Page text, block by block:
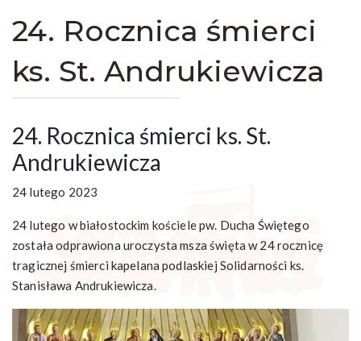
24. Rocznica śmierci
ks. St. Andrukiewicza
24. Rocznica śmierci ks. St.
Andrukiewicza
24 lutego 2023
24 lutego w białostockim kościele pw. Ducha Świętego
została odprawiona uroczysta msza święta w 24 rocznicę
tragicznej śmierci kapelana podlaskiej Solidarności ks.
Stanisława Andrukiewicza.